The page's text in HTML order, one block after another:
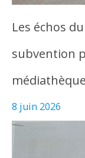
Les échos
subvention
médiathèque
8 juin 2026